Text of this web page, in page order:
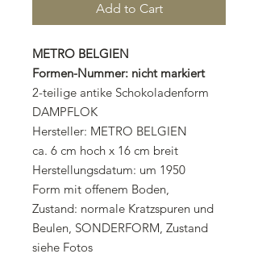
Add to Cart
METRO BELGIEN
Formen-Nummer: nicht markiert
2-teilige antike Schokoladenform
DAMPFLOK
Hersteller: METRO BELGIEN
ca. 6 cm hoch x 16 cm breit
Herstellungsdatum: um 1950
Form mit offenem Boden,
Zustand: normale Kratzspuren und
Beulen, SONDERFORM, Zustand
siehe Fotos